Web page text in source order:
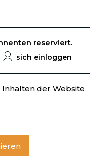
reserviert.
sich einloggen
der Website